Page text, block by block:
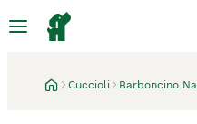
Cuccioli Barboncino